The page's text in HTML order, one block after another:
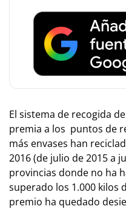
El sistema de recogida
premia a los puntos de
más envases han
2016 (de julio de 2015 a
provincias donde no ha
superado los 1.000 kilos
premio ha quedado